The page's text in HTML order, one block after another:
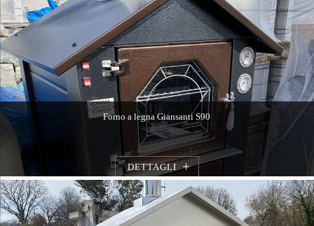
Forno a legna Giansanti S90
DETTAGLI